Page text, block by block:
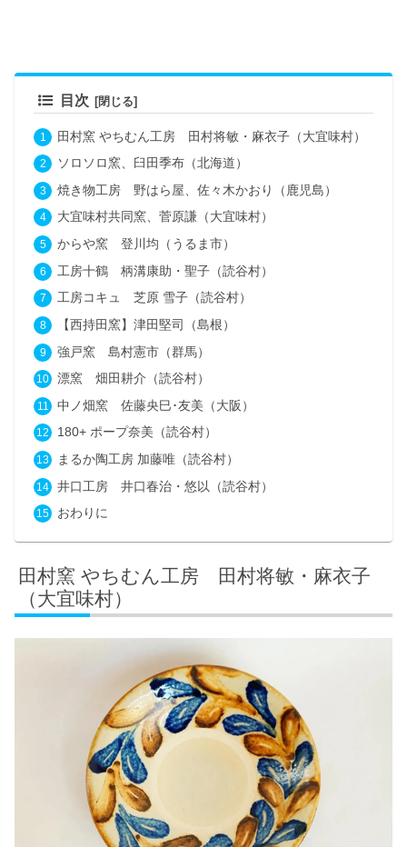
目次
田村窯 やちむん工房 田村将敏・麻衣子（大宜味村）
ソロソロ窯、臼田季布（北海道）
焼き物工房 野はら屋、佐々木かおり（鹿児島）
大宜味村共同窯、菅原謙（大宜味村）
からや窯 登川均（うるま市）
工房十鶴 柄溝康助・聖子（読谷村）
工房コキュ 芝原 雪子（読谷村）
【西持田窯】津田堅司（島根）
強戸窯 島村憲市（群馬）
漂窯 畑田耕介（読谷村）
中ノ畑窯 佐藤央巳･友美（大阪）
180+ ポープ奈美（読谷村）
まるか陶工房 加藤唯（読谷村）
井口工房 井口春治・悠以（読谷村）
おわりに
田村窯 やちむん工房 田村将敏・麻衣子
（大宜味村）